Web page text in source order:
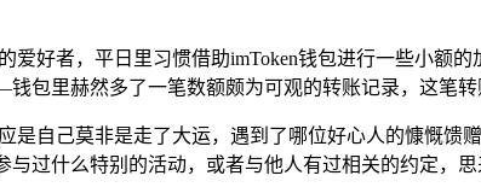
爱好者，平日里习惯借助imToken钱包进行一些小额
包里赫然多了一笔数额颇为可观的转账记录，这笔
是自己莫非是走了大运，遇到了哪位好心人的慷慨
过什么特别的活动，或者与他人有过相关的约定，